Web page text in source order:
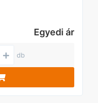
Egyedi ár
db